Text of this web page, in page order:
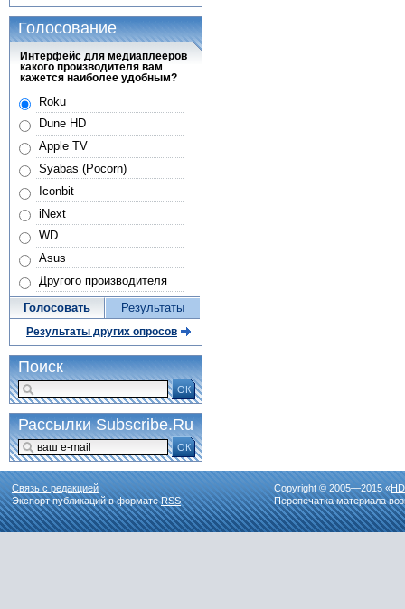
Голосование
Интерфейс для медиаплееров
какого производителя вам
кажется наиболее удобным?
Roku
Dune HD
Apple TV
Syabas (Pocorn)
Iconbit
iNext
WD
Asus
Другого производителя
Голосовать Результаты
Результаты других опросов
Поиск
ОК
Рассылки Subscribe.Ru
ОК
Связь с редакцией
Экспорт публикаций в форматеRSS
Copyright © 2005—2015 «
Перепечатка материала